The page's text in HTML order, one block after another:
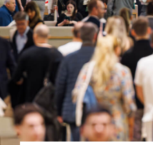
の一覧、プレミアムな会員限
クルーシブアイテムの紹介
メールマガジンでお届け致し
のタブロイドマガジンのご
ご負担いただくことでお手
みいただけます。
登録は無料です。